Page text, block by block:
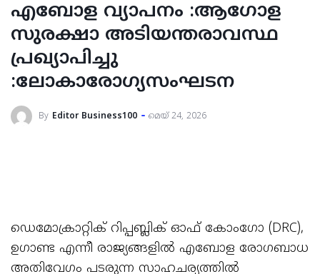
എബോള വ്യാപനം :ആഗോള
സുരക്ഷാ അടിയന്തരാവസ്ഥ
പ്രഖ്യാപിച്ചു
:ലോകാരോഗ്യസംഘടന
By Editor Business100 മെയ്‌ 24, 2026
ഡെമോക്രാറ്റിക് റിപ്പബ്ലിക് ഓഫ് കോംഗോ (DRC),
ഉഗാണ്ട എന്നീ രാജ്യങ്ങളിൽ എബോള രോഗബാധ
അതിവേഗം പടരുന്ന സാഹചര്യത്തിൽ